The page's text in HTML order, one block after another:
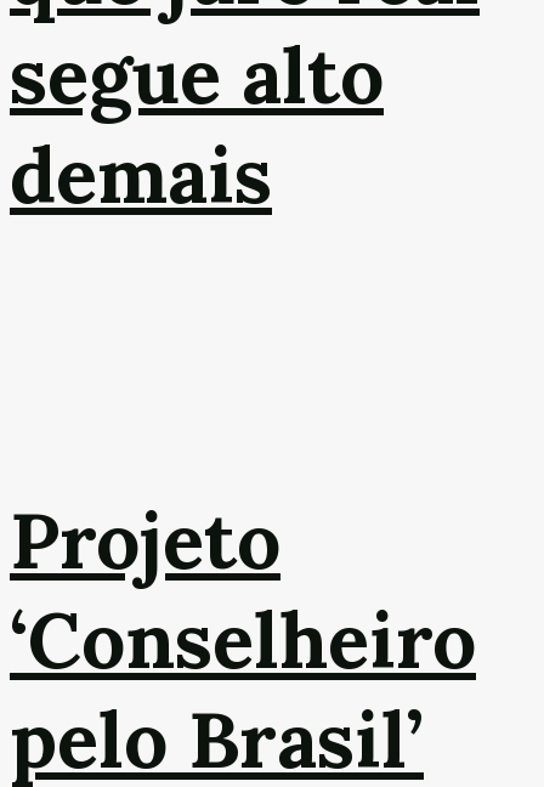
segue alto
demais
Projeto
‘Conselheiro
pelo Brasil’